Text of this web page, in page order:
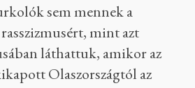
sem mennek a
mint azt
láthattuk, amikor az
Olaszországtól az